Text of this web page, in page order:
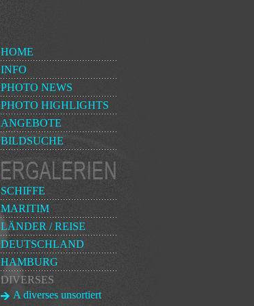
HOME
INFO
PHOTO NEWS
PHOTO HIGHLIGHTS
ANGEBOTE
BILDSUCHE
SCHIFFE
MARITIM
LÄNDER / REISE
DEUTSCHLAND
HAMBURG
DIVERSES
A diverses unsortiert